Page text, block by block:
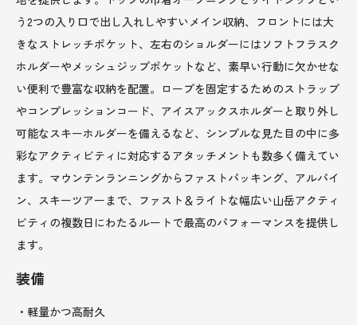
う2つの入り口で出し入れしやすいメイン収納、フロントには大
きなストレッチポケット、左右のショルダーにはソフトフラスク
ホルダーやメッシュジップポケットなど、素早い行動に欠かせな
い便利で豊富な収納を配置。ロープを固定するためのストラップ
やコンプレッションコード、アイスアックスホルダーと取り外し
可能なスキーホルダーを備えるなど、シンプルな見た目の中に多
彩なアクティビティに対応するアタッチメントも数多く備えてい
ます。マウンテンランニングからファストパッキング、アルパイ
ン、スキーツアーまで、ファスト＆ライトな幅広い山岳アクティ
ビティの複数日にわたるルートで最高のパフォーマンスを提供し
ます。
装備
・軽量かつ高耐久